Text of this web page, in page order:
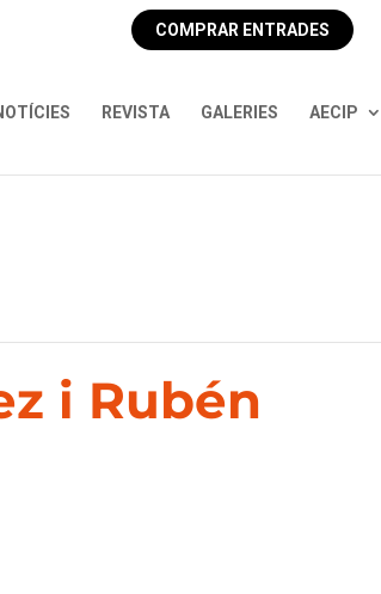
COMPRAR ENTRADES
REVISTA GALERIES AECIP
i Rubén